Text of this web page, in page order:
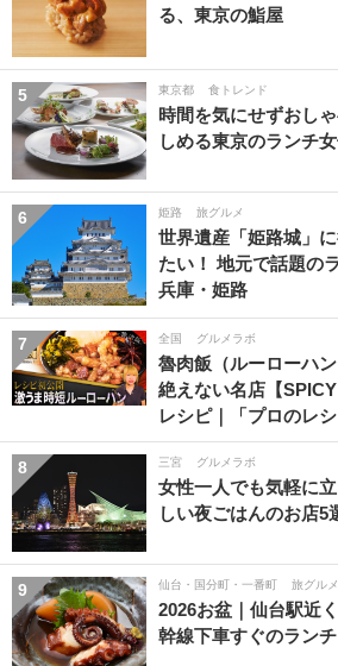
る、東京の鮨屋
5 東京都 食トレンド
時間を気にせずおし
しめる東京のランチ
6 姫路 旅グルメ
世界遺産「姫路城」
たい！ 地元で話題の
兵庫・姫路
7 全国 グルメラボ
魯肉飯（ルーローハ
絶えない名店【
レシピ｜「プロのレ
8 三宮 グルメラボ
女性一人でも気軽に
しい夜ごはんのお店5
9 仙台・国分町・一番町 旅グルメ
2026お盆｜仙台駅近
幹線下車すぐのラン